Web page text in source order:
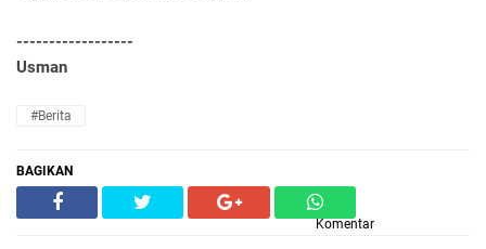
------------------
Usman
#Berita
BAGIKAN
Komentar